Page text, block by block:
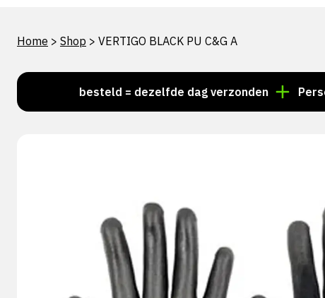
Home > Shop > VERTIGO BLACK PU C&G A
15:00 besteld = dezelfde dag verzonden